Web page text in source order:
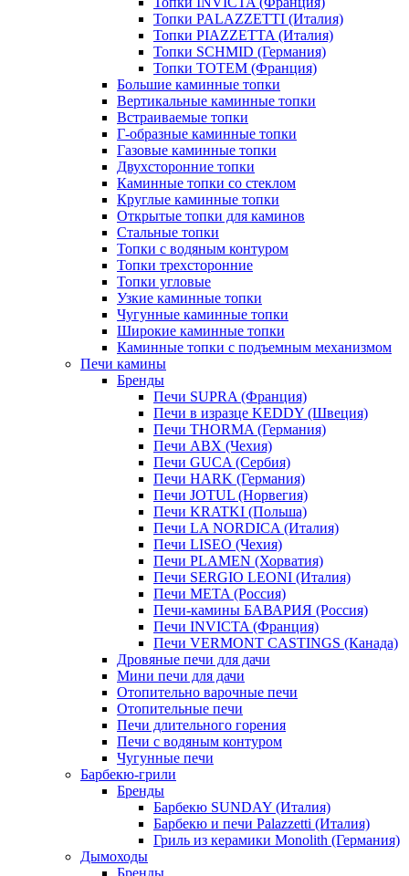
Топки PALAZZETTI (Италия)
Топки PIAZZETTA (Италия)
Топки SCHMID (Германия)
Топки TOTEM (Франция)
Большие каминные топки
Вертикальные каминные топки
Встраиваемые топки
Г-образные каминные топки
Газовые каминные топки
Двухсторонние топки
Каминные топки со стеклом
Круглые каминные топки
Открытые топки для каминов
Стальные топки
Топки с водяным контуром
Топки трехсторонние
Топки угловые
Узкие каминные топки
Чугунные каминные топки
Широкие каминные топки
Каминные топки с подъемным механизмом
Печи камины
Бренды
Печи SUPRA (Франция)
Печи в изразце KEDDY (Швеция)
Печи THORMA (Германия)
Печи ABX (Чехия)
Печи GUCA (Сербия)
Печи HARK (Германия)
Печи JOTUL (Норвегия)
Печи KRATKI (Польша)
Печи LA NORDICA (Италия)
Печи LISEO (Чехия)
Печи PLAMEN (Хорватия)
Печи SERGIO LEONI (Италия)
Печи META (Россия)
Печи-камины БАВАРИЯ (Россия)
Печи INVICTA (Франция)
Печи VERMONT CASTINGS (Канада)
Дровяные печи для дачи
Мини печи для дачи
Отопительно варочные печи
Отопительные печи
Печи длительного горения
Печи с водяным контуром
Чугунные печи
Барбекю-грили
Бренды
Барбекю SUNDAY (Италия)
Барбекю и печи Palazzetti (Италия)
Гриль из керамики Monolith (Германия)
Дымоходы
Бренды